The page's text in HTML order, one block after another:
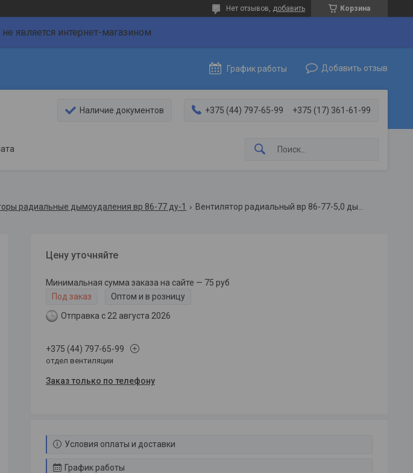
Корзина
Нет отзывов, добавить
является интернет-магазином
График работы Добавить отзыв
Наличие документов +375 (44) 797-65-99 +375 (17) 361-61-99
радиальные дымоудаления вр 86-77 ду-1
Цену уточняйте
Минимальная сумма заказа на сайте — 75 руб
Под заказ
Оптом и в розницу
Отправка с 22 августа 2026
+375 (44) 797-65-99
отдел вентиляции
Заказ только по телефону
Условия оплаты и доставки
График работы